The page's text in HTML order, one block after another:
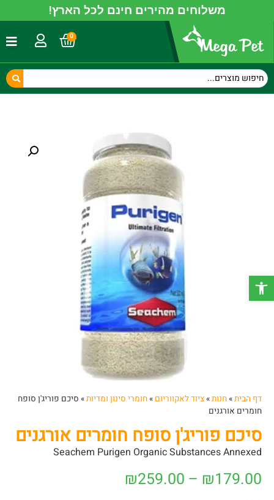
פתח סרגל נגישות
משלוחים מהירים חינם לכל הארץ!
0
דף הבית»חנות»ציוד לאקווריום »חומרי סינון ומדיות» סיכם פוריג'ן סופח
חומרים אורגנים
סיכם פוריג'ן סופח חומרים אורגנים
Seachem Purigen Organic Substances Annexed
₪179.00
–
₪259.00